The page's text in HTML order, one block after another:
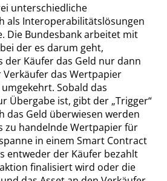
unterschiedliche
als Interoperabilitätslösungen
Die Bundesbank arbeitet mit
der es darum geht,
der Käufer das Geld nur dann
das Wertpapier
Sobald das
Übergabe ist, gibt der „Trigger“
das Geld überwiesen werden
zu handelnde Wertpapier für
in einem Smart Contract
entweder der Käufer bezahlt
finalisiert wird oder die